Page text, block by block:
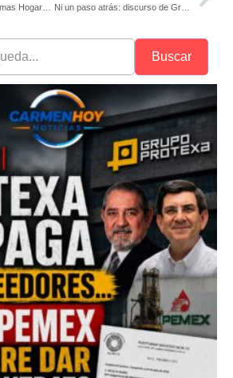
Ni un paso atrás: discurso de Grecia Quiroz
Buscar